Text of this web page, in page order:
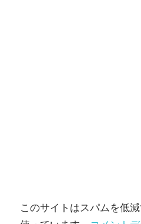
このサイトはスパムを低